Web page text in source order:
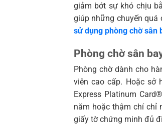
giảm bớt sự khó chịu
giúp những chuyến quá
sử dụng phòng chờ sân
Phòng chờ sân
Phòng chờ dành cho
viên cao cấp. Hoặc sở
Express Platinum
năm hoặc thậm chí chỉ
giấy tờ chứng minh đủ